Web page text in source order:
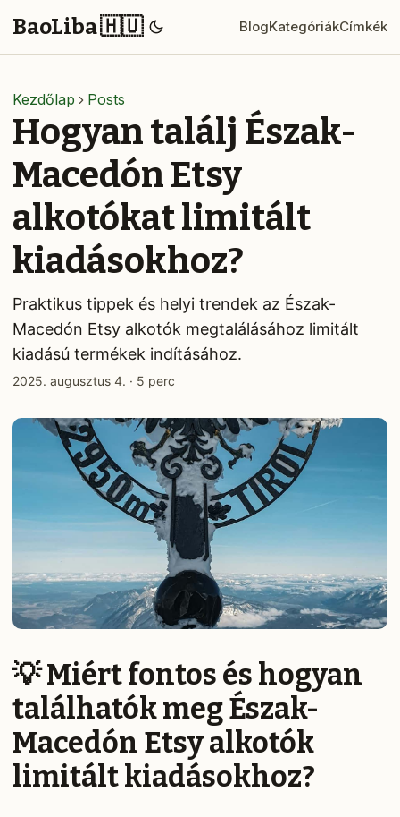
BaoLiba 🇭🇺 BlogKategóriákCímkék
Kezdőlap Posts
Hogyan találj Észak-
Macedón Etsy
alkotókat limitált
kiadásokhoz?
Praktikus tippek és helyi trendek az Észak-
Macedón Etsy alkotók megtalálásához limitált
kiadású termékek indításához.
2025. augusztus 4. · 5 perc
💡 Miért fontos és hogyan
találhatók meg Észak-
Macedón Etsy alkotók
limitált kiadásokhoz?